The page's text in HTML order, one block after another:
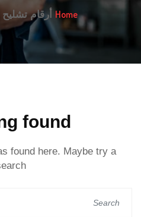
Home أرقام تشليح
found!
found here. Maybe try a